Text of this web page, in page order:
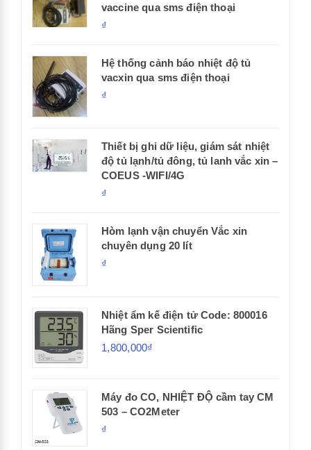
vaccine qua sms điện thoại
₫
Hệ thống cảnh báo nhiệt độ tủ
vacxin qua sms điện thoại
₫
Thiết bị ghi dữ liệu, giám sát nhiệt
độ tủ lạnh/tủ đông, tủ lanh vắc xin –
COEUS -WIFI/4G
₫
Hòm lạnh vận chuyển Vắc xin
chuyên dụng 20 lít
₫
Nhiệt ẩm kế điện tử Code: 800016
Hãng Sper Scientific
1,800,000₫
Máy đo CO, NHIỆT ĐỘ cầm tay CM
503 – CO2Meter
₫